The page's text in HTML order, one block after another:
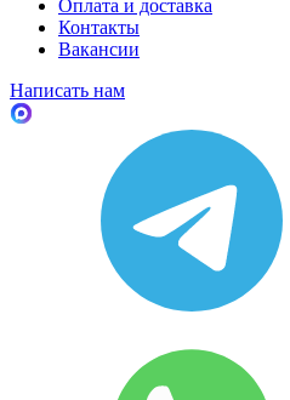
Оплата и доставка
Контакты
Вакансии
Написать нам